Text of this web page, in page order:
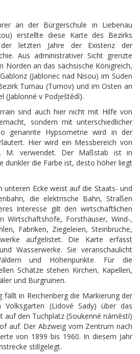
an der Bürgerschule in Liebenau
erstellte diese Karte des Bezirks
der letzten Jahre der Existenz der
Aus administrativer Sicht grenzte
Norden an das sächsische Königreich,
(Jablonec nad Nisou) im Süden
Turnau (Turnov) und im Osten an
(Jablonné v Podještědí).
sind auch hier nicht mit Hilfe von
sondern mit unterschiedlicher
genannte Hypsometrie wird in der
Hier wird ein Messbereich von
verwendet. Der Maßstab ist in
dunkler die Farbe ist, desto höher liegt
unteren Ecke weist auf die Staats- und
die elektrische Bahn, Straßen
Interesse gilt den wirtschaftlichen
Wirtschaftshöfe, Forsthäuser, Wind-,
Fabriken, Ziegeleien, Steinbrüche,
aufgelistet. Die Karte erfasst
Wasserwerke. Sie veranschaulicht
und Höhenpunkte. Für die
Schätze stehen Kirchen, Kapellen,
und Burgruinen.
fällt in Reichenberg die Markierung der
Volksgarten (Lidové Sady) über das
auf den Tuchplatz (Soukenné náměstí)
auf. Der Abzweig vom Zentrum nach
von 1899 bis 1960. In diesem Jahr
stillgelegt.